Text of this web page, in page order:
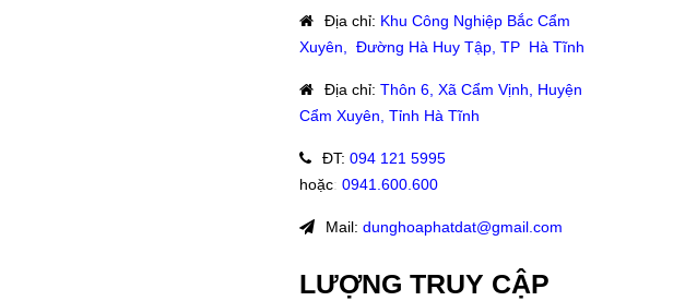
Địa chỉ: Khu Công Nghiệp Bắc Cẩm
Xuyên, Đường Hà Huy Tập, TP Hà Tĩnh
Địa chỉ: Thôn 6, Xã Cẩm Vịnh, Huyện
Cẩm Xuyên, Tỉnh Hà Tĩnh
ĐT: 094 121 5995
hoặc: 0941.600.600
Mail: dunghoaphatdat@gmail.com
LƯỢNG TRUY CẬP